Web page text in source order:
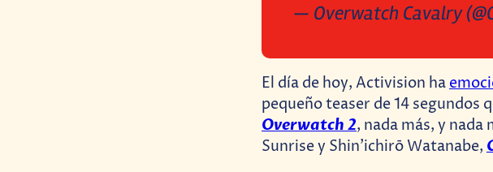
— Overwatch Cavalry
El día de hoy, Activision ha
pequeño teaser de 14 segundos
Overwatch 2, nada más, y
Sunrise y Shin’ichirō Watanabe,